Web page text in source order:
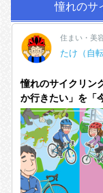
憧れのサ